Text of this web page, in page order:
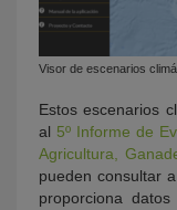
Visor de escenarios
Estos escenarios
al 5º Informe de
Agricultura,
pueden consultar
proporciona